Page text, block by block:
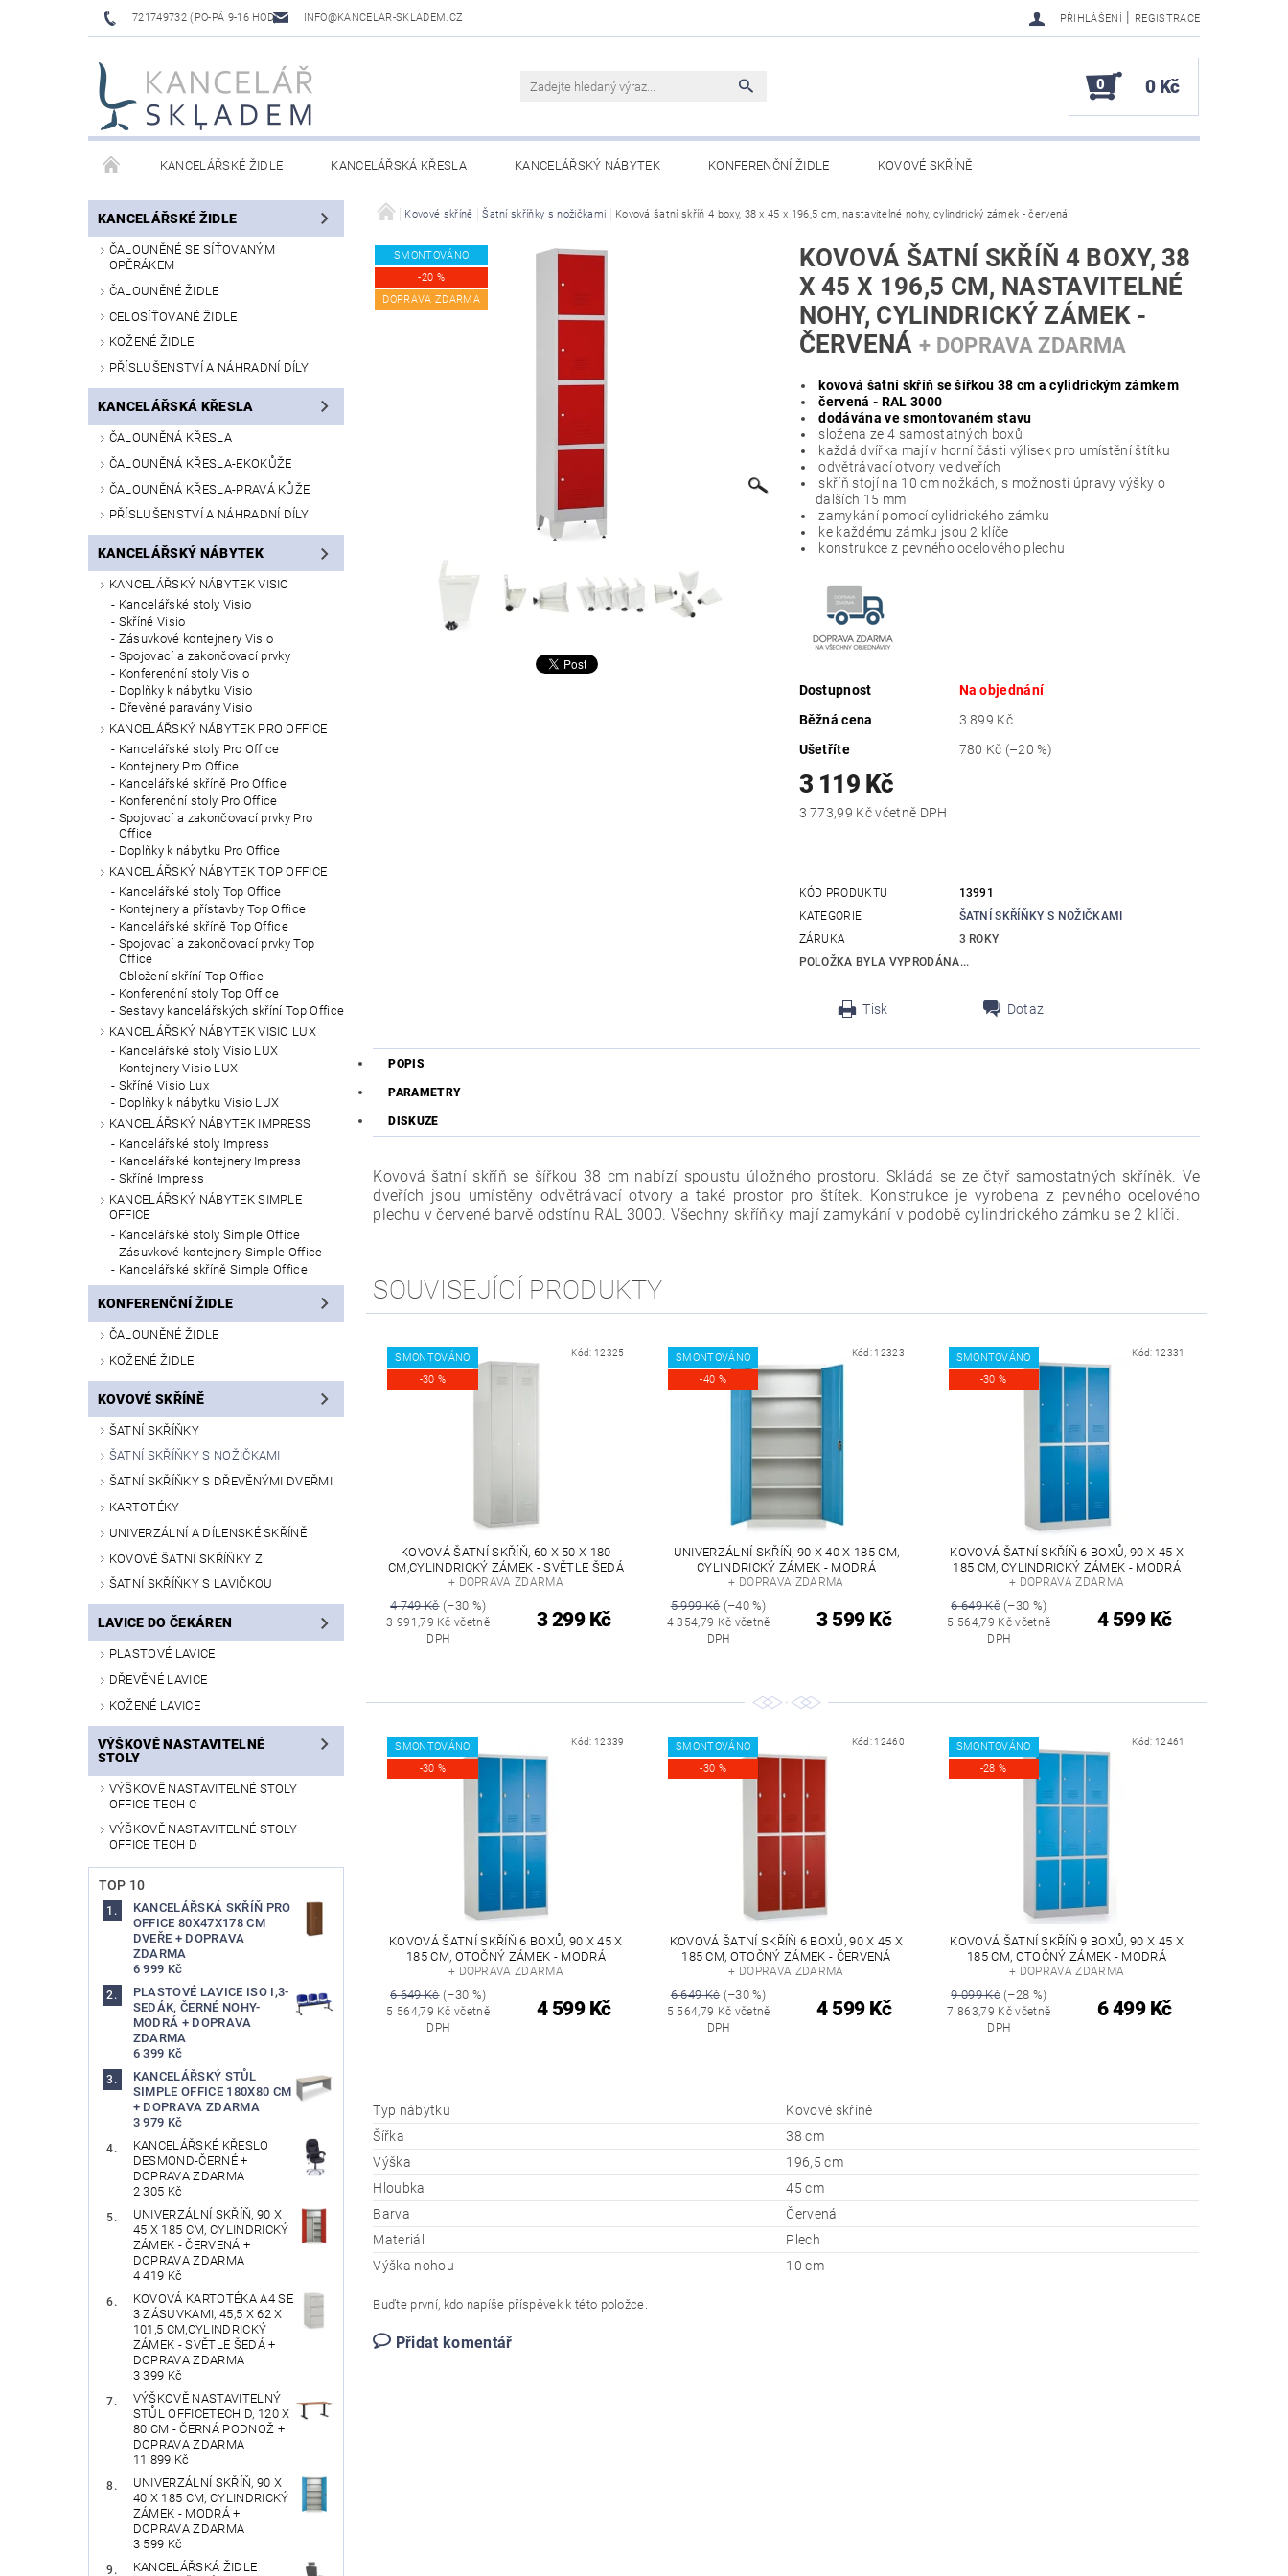
721749732 (PO-PÁ 9-16 HOD) INFO@KANCELAR-SKLADEM.CZ PŘIHLÁŠENÍ | REGISTRACE
0 0 Kč
KANCELÁŘSKÉ ŽIDLE KANCELÁŘSKÁ KŘESLA KANCELÁŘSKÝ NÁBYTEK KONFERENČNÍ ŽIDLE KOVOVÉ SKŘÍNĚ
LAVICE DO ČEKÁREN VÝŠKOVĚ NASTAVITELNÉ STOLY OBCHODNÍ PODMÍNKY KONTAKTY
KANCELÁŘSKÉ ŽIDLE
ČALOUNĚNÉ SE SÍŤOVANÝM
OPĚRÁKEM
ČALOUNĚNÉ ŽIDLE
CELOSÍŤOVANÉ ŽIDLE
KOŽENÉ ŽIDLE
PŘÍSLUŠENSTVÍ A NÁHRADNÍ DÍLY
KANCELÁŘSKÁ KŘESLA
ČALOUNĚNÁ KŘESLA
ČALOUNĚNÁ KŘESLA-EKOKŮŽE
ČALOUNĚNÁ KŘESLA-PRAVÁ KŮŽE
PŘÍSLUŠENSTVÍ A NÁHRADNÍ DÍLY
KANCELÁŘSKÝ NÁBYTEK
KANCELÁŘSKÝ NÁBYTEK VISIO
Kancelářské stoly Visio
Skříně Visio
Zásuvkové kontejnery Visio
Spojovací a zakončovací prvky
Konferenční stoly Visio
Doplňky k nábytku Visio
Dřevěné paravány Visio
KANCELÁŘSKÝ NÁBYTEK PRO OFFICE
Kancelářské stoly Pro Office
Kontejnery Pro Office
Kancelářské skříně Pro Office
Konferenční stoly Pro Office
Spojovací a zakončovací prvky Pro
Office
Doplňky k nábytku Pro Office
KANCELÁŘSKÝ NÁBYTEK TOP OFFICE
Kancelářské stoly Top Office
Kontejnery a přístavby Top Office
Kancelářské skříně Top Office
Spojovací a zakončovací prvky Top
Office
Obložení skříní Top Office
Konferenční stoly Top Office
Sestavy kancelářských skříní Top Office
KANCELÁŘSKÝ NÁBYTEK VISIO LUX
Kancelářské stoly Visio LUX
Kontejnery Visio LUX
Skříně Visio Lux
Doplňky k nábytku Visio LUX
KANCELÁŘSKÝ NÁBYTEK IMPRESS
Kancelářské stoly Impress
Kancelářské kontejnery Impress
Skříně Impress
KANCELÁŘSKÝ NÁBYTEK SIMPLE
OFFICE
Kancelářské stoly Simple Office
Zásuvkové kontejnery Simple Office
Kancelářské skříně Simple Office
KONFERENČNÍ ŽIDLE
ČALOUNĚNÉ ŽIDLE
KOŽENÉ ŽIDLE
KOVOVÉ SKŘÍNĚ
ŠATNÍ SKŘÍŇKY
ŠATNÍ SKŘÍŇKY S NOŽIČKAMI
ŠATNÍ SKŘÍŇKY S DŘEVĚNÝMI DVEŘMI
KARTOTÉKY
UNIVERZÁLNÍ A DÍLENSKÉ SKŘÍNĚ
KOVOVÉ ŠATNÍ SKŘÍŇKY Z
ŠATNÍ SKŘÍŇKY S LAVIČKOU
LAVICE DO ČEKÁREN
PLASTOVÉ LAVICE
DŘEVĚNÉ LAVICE
KOŽENÉ LAVICE
VÝŠKOVĚ NASTAVITELNÉ
STOLY
VÝŠKOVĚ NASTAVITELNÉ STOLY
OFFICE TECH C
VÝŠKOVĚ NASTAVITELNÉ STOLY
OFFICE TECH D
TOP 10
KANCELÁŘSKÁ SKŘÍŇ PRO
OFFICE 80X47X178 CM
DVEŘE + DOPRAVA
ZDARMA
6 999 Kč
PLASTOVÉ LAVICE ISO I,3-
SEDÁK, ČERNÉ NOHY-
MODRÁ + DOPRAVA
ZDARMA
6 399 Kč
KANCELÁŘSKÝ STŮL
SIMPLE OFFICE 180X80 CM
+ DOPRAVA ZDARMA
3 979 Kč
KANCELÁŘSKÉ KŘESLO
DESMOND-ČERNÉ +
DOPRAVA ZDARMA
2 305 Kč
UNIVERZÁLNÍ SKŘÍŇ, 90 X
45 X 185 CM, CYLINDRICKÝ
ZÁMEK - ČERVENÁ +
DOPRAVA ZDARMA
4 419 Kč
KOVOVÁ KARTOTÉKA A4 SE
3 ZÁSUVKAMI, 45,5 X 62 X
101,5 CM,CYLINDRICKÝ
ZÁMEK - SVĚTLE ŠEDÁ +
DOPRAVA ZDARMA
3 399 Kč
VÝŠKOVĚ NASTAVITELNÝ
STŮL OFFICETECH D, 120 X
80 CM - ČERNÁ PODNOŽ +
DOPRAVA ZDARMA
11 899 Kč
UNIVERZÁLNÍ SKŘÍŇ, 90 X
40 X 185 CM, CYLINDRICKÝ
ZÁMEK - MODRÁ +
DOPRAVA ZDARMA
3 599 Kč
KANCELÁŘSKÁ ŽIDLE
Kovové skříně Šatní skříňky s nožičkami Kovová šatní skříň 4 boxy, 38 x 45 x 196,5 cm, nastavitelné nohy, cylindrický zámek - červená
SMONTOVÁNO
-20 %
DOPRAVA ZDARMA
KOVOVÁ ŠATNÍ SKŘÍŇ 4 BOXY, 38
X 45 X 196,5 CM, NASTAVITELNÉ
NOHY, CYLINDRICKÝ ZÁMEK -
ČERVENÁ+ DOPRAVA ZDARMA
kovová šatní skříň se šířkou 38 cm a cylidrickým zámkem
červená - RAL 3000
dodávána ve smontovaném stavu
složena ze 4 samostatných boxů
každá dvířka mají v horní části výlisek pro umístění štítku
odvětrávací otvory ve dveřích
skříň stojí na 10 cm nožkách, s možností úpravy výšky o
dalších 15 mm
zamykání pomocí cylidrického zámku
ke každému zámku jsou 2 klíče
konstrukce z pevného ocelového plechu
Dostupnost
Na objednání
Běžná cena
3 899 Kč
Ušetříte
780 Kč (–20 %)
3 119 Kč
3 773,99 Kč včetně DPH
KÓD PRODUKTU
13991
KATEGORIE
ŠATNÍ SKŘÍŇKY S NOŽIČKAMI
ZÁRUKA
3 ROKY
POLOŽKA BYLA VYPRODÁNA...
Tisk Dotaz
POPIS
PARAMETRY
DISKUZE
Kovová šatní skříň se šířkou 38 cm nabízí spoustu úložného prostoru. Skládá se ze čtyř samostatných skříněk. Ve
dveřích jsou umístěny odvětrávací otvory a také prostor pro štítek. Konstrukce je vyrobena z pevného ocelového
plechu v červené barvě odstínu RAL 3000. Všechny skříňky mají zamykání v podobě cylindrického zámku se 2 klíči.
SOUVISEJÍCÍ PRODUKTY
SMONTOVÁNO
-30 %
Kód: 12325
KOVOVÁ ŠATNÍ SKŘÍŇ, 60 X 50 X 180
CM,CYLINDRICKÝ ZÁMEK - SVĚTLE ŠEDÁ
+ DOPRAVA ZDARMA
4 749 Kč(–30 %)
3 991,79 Kč včetně
DPH
3 299 Kč
SMONTOVÁNO
-40 %
Kód: 12323
UNIVERZÁLNÍ SKŘÍŇ, 90 X 40 X 185 CM,
CYLINDRICKÝ ZÁMEK - MODRÁ
+ DOPRAVA ZDARMA
5 999 Kč(–40 %)
4 354,79 Kč včetně
DPH
3 599 Kč
SMONTOVÁNO
-30 %
Kód: 12331
KOVOVÁ ŠATNÍ SKŘÍŇ 6 BOXŮ, 90 X 45 X
185 CM, CYLINDRICKÝ ZÁMEK - MODRÁ
+ DOPRAVA ZDARMA
6 649 Kč(–30 %)
5 564,79 Kč včetně
DPH
4 599 Kč
SMONTOVÁNO
-30 %
Kód: 12339
KOVOVÁ ŠATNÍ SKŘÍŇ 6 BOXŮ, 90 X 45 X
185 CM, OTOČNÝ ZÁMEK - MODRÁ
+ DOPRAVA ZDARMA
6 649 Kč(–30 %)
5 564,79 Kč včetně
DPH
4 599 Kč
SMONTOVÁNO
-30 %
Kód: 12460
KOVOVÁ ŠATNÍ SKŘÍŇ 6 BOXŮ, 90 X 45 X
185 CM, OTOČNÝ ZÁMEK - ČERVENÁ
+ DOPRAVA ZDARMA
6 649 Kč(–30 %)
5 564,79 Kč včetně
DPH
4 599 Kč
SMONTOVÁNO
-28 %
Kód: 12461
KOVOVÁ ŠATNÍ SKŘÍŇ 9 BOXŮ, 90 X 45 X
185 CM, OTOČNÝ ZÁMEK - MODRÁ
+ DOPRAVA ZDARMA
9 099 Kč(–28 %)
7 863,79 Kč včetně
DPH
6 499 Kč
Typ nábytku
Kovové skříně
Šířka
38 cm
Výška
196,5 cm
Hloubka
45 cm
Barva
Červená
Materiál
Plech
Výška nohou
10 cm
Buďte první, kdo napíše příspěvek k této položce.
Přidat komentář